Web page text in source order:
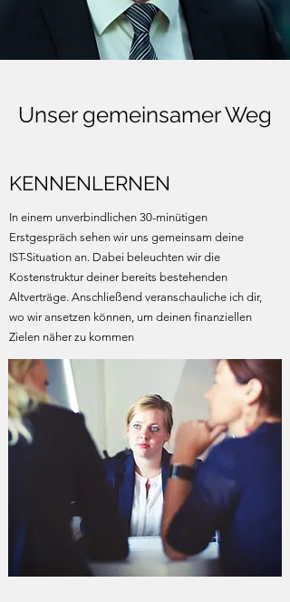
Unser gemeinsamer Weg
KENNENLERNEN
In einem unverbindlichen 30-minütigen
Erstgespräch sehen wir uns gemeinsam deine
IST-Situation an. Dabei beleuchten wir die
Kostenstruktur deiner bereits bestehenden
Altverträge. Anschließend veranschauliche ich dir,
wo wir ansetzen können, um deinen finanziellen
Zielen näher zu kommen